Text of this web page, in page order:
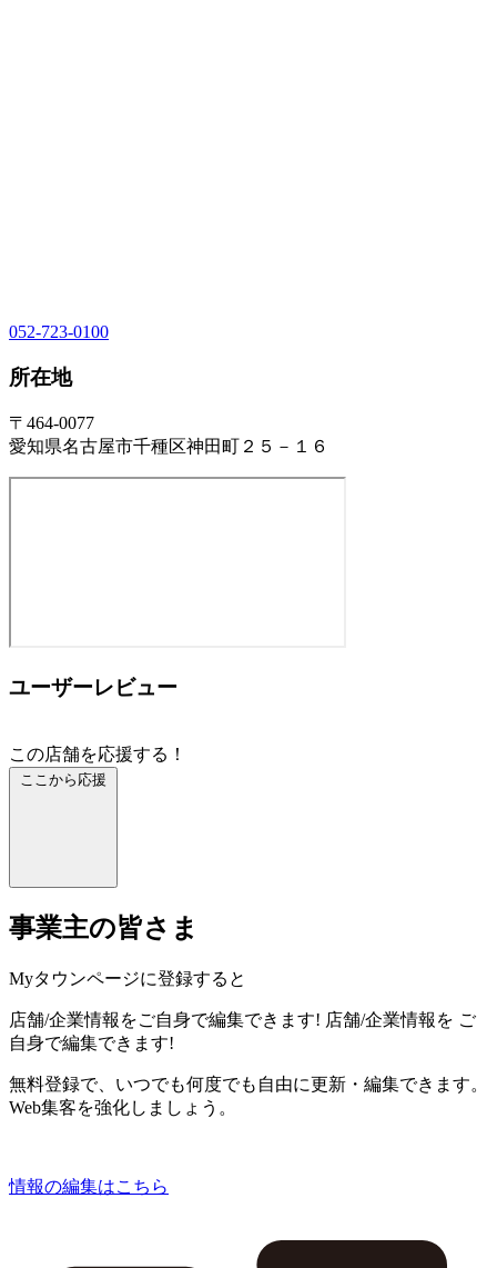
052-723-0100
所在地
〒464-0077
愛知県名古屋市千種区神田町２５－１６
ユーザーレビュー
この店舗を応援する！
ここから応援
事業主の皆さま
Myタウンページに登録すると
店舗/企業情報をご自身で編集できます! 店舗/企業情報を ご
自身で編集できます!
無料登録で、いつでも何度でも自由に更新・編集できます。
Web集客を強化しましょう。
情報の編集はこちら